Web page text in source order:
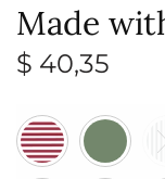
Made
$ 40,35